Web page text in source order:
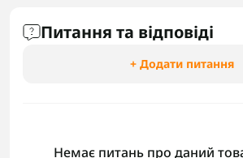
Питання та відповіді
+ Додати питання
Немає питань про даний